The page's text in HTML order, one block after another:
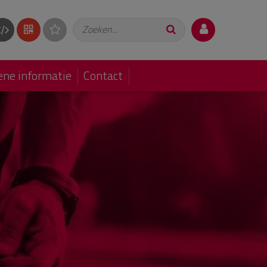
Zoeken...
informatie Contact